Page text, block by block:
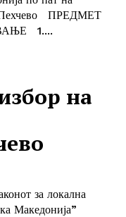
ПРЕДМЕТ
НА ЕЛЕКТРОНСКОТО ЈАВНО НАДДАВАЊЕ 1....
на
за локална
Македонија”